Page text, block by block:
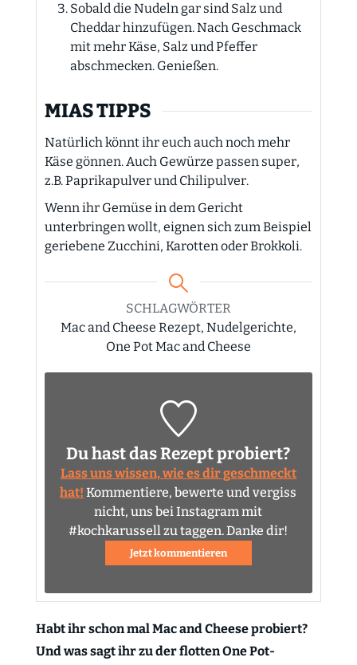
Sobald die Nudeln gar sind Salz und
Cheddar hinzufügen. Nach Geschmack
mit mehr Käse, Salz und Pfeffer
abschmecken. Genießen.
MIAS TIPPS
Natürlich könnt ihr euch auch noch mehr
Käse gönnen. Auch Gewürze passen super,
z.B. Paprikapulver und Chilipulver.
Wenn ihr Gemüse in dem Gericht
unterbringen wollt, eignen sich zum Beispiel
geriebene Zucchini, Karotten oder Brokkoli.
SCHLAGWÖRTER
Mac and Cheese Rezept, Nudelgerichte,
One Pot Mac and Cheese
Du hast das Rezept probiert?
Lass uns wissen, wie es dir geschmeckt
hat! Kommentiere, bewerte und vergiss
nicht, uns bei Instagram mit
#kochkarussell zu taggen. Danke dir!
Jetzt kommentieren
Habt ihr schon mal Mac and Cheese probiert?
Und was sagt ihr zu der flotten One Pot-